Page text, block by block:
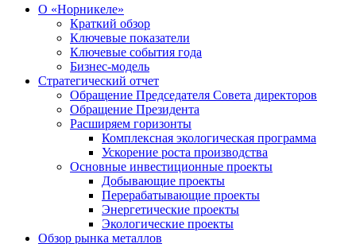
О «Норникеле»
Краткий обзор
Ключевые показатели
Ключевые события года
Бизнес-модель
Стратегический отчет
Обращение Председателя Совета директоров
Обращение Президента
Расширяем горизонты
Комплексная экологическая программа
Ускорение роста производства
Основные инвестиционные проекты
Добывающие проекты
Перерабатывающие проекты
Энергетические проекты
Экологические проекты
Обзор рынка металлов